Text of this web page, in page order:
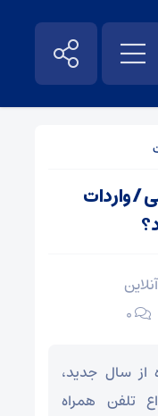
/ واردات
۰
سال جدید،
تلفن همراه